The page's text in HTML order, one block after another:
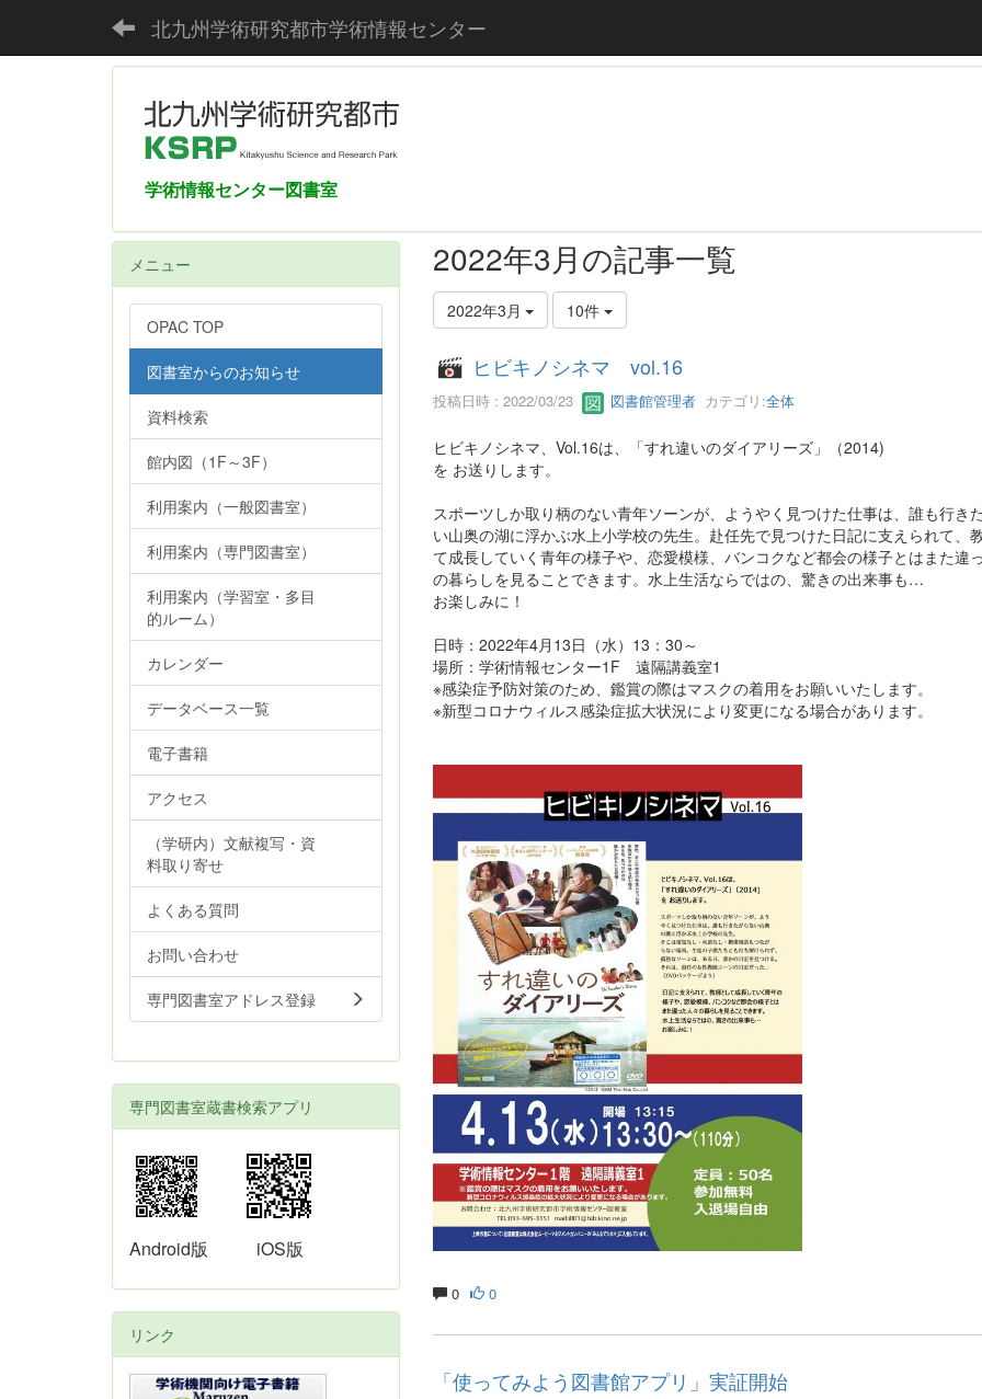
北九州学術研究都市学術情報センター
学術情報センター図書室
2022年3月の記事一覧
2022年3月 10件
ヒビキノシネマ vol.16
投稿日時 : 2022/03/23 図書館管理者カテゴリ:全体
ヒビキノシネマ、Vol.16は、「すれ違いのダイアリーズ」（2014)
を お送りします。
スポーツしか取り柄のない青年ソーンが、ようやく見つけた仕事は、誰も行き
い山奥の湖に浮かぶ水上小学校の先生。赴任先で見つけた日記に支えられて、
て成長していく青年の様子や、恋愛模様、バンコクなど都会の様子とはまた違
の暮らしを見ることできます。水上生活ならではの、驚きの出来事も…
お楽しみに！
日時：2022年4月13日（水）13：30～
場所：学術情報センター1F 遠隔講義室1
※感染症予防対策のため、鑑賞の際はマスクの着用をお願いいたします。
※新型コロナウィルス感染症拡大状況により変更になる場合があります。
0 0
「使ってみよう図書館アプリ」実証開始
メニュー
OPAC TOP
図書室からのお知らせ
資料検索
館内図（1F～3F）
利用案内（一般図書室）
利用案内（専門図書室）
利用案内（学習室・多目
的ルーム）
カレンダー
データベース一覧
電子書籍
アクセス
（学研内）文献複写・資
料取り寄せ
よくある質問
お問い合わせ
専門図書室アドレス登録
専門図書室蔵書検索アプリ
Android版 iOS版
リンク